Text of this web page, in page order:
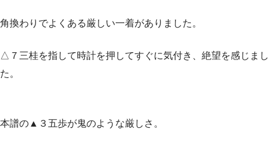
角換わりでよくある厳しい一着がありました。
△７三桂を指して時計を押してすぐに気付き、絶望を感じまし
た。
本譜の▲３五歩が鬼のような厳しさ。